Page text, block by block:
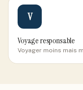
V
Voyage responsable
Voyager moins mais